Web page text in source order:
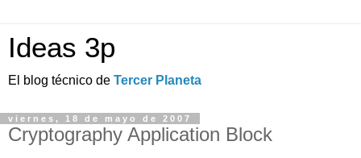
Ideas 3p
El blog técnico de Tercer Planeta
viernes, 18 de mayo de 2007
Cryptography Application Block